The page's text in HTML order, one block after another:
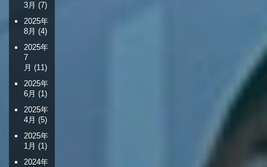
3月 (7)
2025年
8月 (4)
2025年
7
月 (11)
2025年
6月 (1)
2025年
4月 (5)
2025年
1月 (1)
2024年